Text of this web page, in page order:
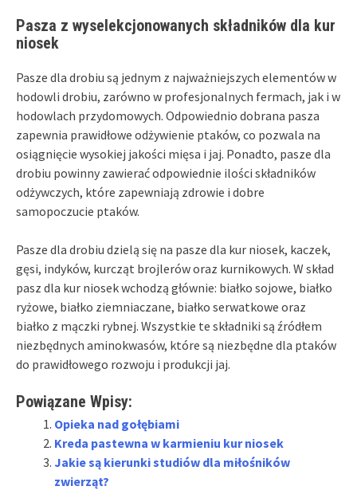
Pasza z wyselekcjonowanych składników dla kur
niosek
Pasze dla drobiu są jednym z najważniejszych elementów w
hodowli drobiu, zarówno w profesjonalnych fermach, jak i w
hodowlach przydomowych. Odpowiednio dobrana pasza
zapewnia prawidłowe odżywienie ptaków, co pozwala na
osiągnięcie wysokiej jakości mięsa i jaj. Ponadto, pasze dla
drobiu powinny zawierać odpowiednie ilości składników
odżywczych, które zapewniają zdrowie i dobre
samopoczucie ptaków.
Pasze dla drobiu dzielą się na pasze dla kur niosek, kaczek,
gęsi, indyków, kurcząt brojlerów oraz kurnikowych. W skład
pasz dla kur niosek wchodzą głównie: białko sojowe, białko
ryżowe, białko ziemniaczane, białko serwatkowe oraz
białko z mączki rybnej. Wszystkie te składniki są źródłem
niezbędnych aminokwasów, które są niezbędne dla ptaków
do prawidłowego rozwoju i produkcji jaj.
Powiązane Wpisy:
Opieka nad gołębiami
Kreda pastewna w karmieniu kur niosek
Jakie są kierunki studiów dla miłośników
zwierząt?